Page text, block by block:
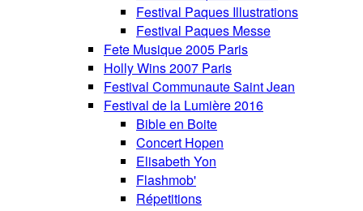
Festival Paques Illustrations
Festival Paques Messe
Fete Musique 2005 Paris
Holly Wins 2007 Paris
Festival Communaute Saint Jean
Festival de la Lumière 2016
Bible en Boite
Concert Hopen
Elisabeth Yon
Flashmob'
Répetitions